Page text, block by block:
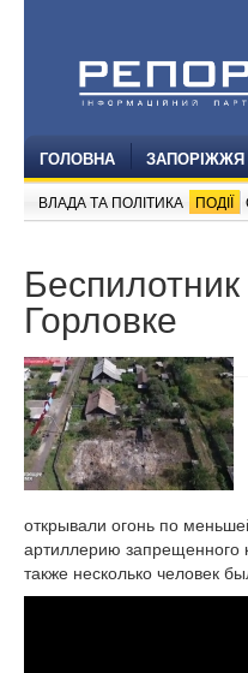
ГОЛОВНА ЗАПОРІЖЖЯ
ВЛАДА ТА ПОЛІТИКА ПОДІЇ
Горловке
открывали огонь по
артиллерию запрещенного
также несколько человек